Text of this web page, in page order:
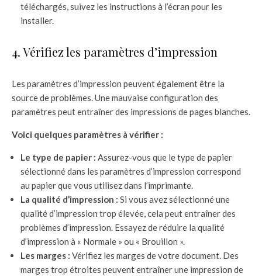
téléchargés, suivez les instructions à l’écran pour les
installer.
4. Vérifiez les paramètres d’impression
Les paramètres d’impression peuvent également être la
source de problèmes. Une mauvaise configuration des
paramètres peut entraîner des impressions de pages blanches.
Voici quelques paramètres à vérifier :
Le type de papier : Assurez-vous que le type de papier
sélectionné dans les paramètres d’impression correspond
au papier que vous utilisez dans l’imprimante.
La qualité d’impression : Si vous avez sélectionné une
qualité d’impression trop élevée, cela peut entraîner des
problèmes d’impression. Essayez de réduire la qualité
d’impression à « Normale » ou « Brouillon ».
Les marges : Vérifiez les marges de votre document. Des
marges trop étroites peuvent entraîner une impression de